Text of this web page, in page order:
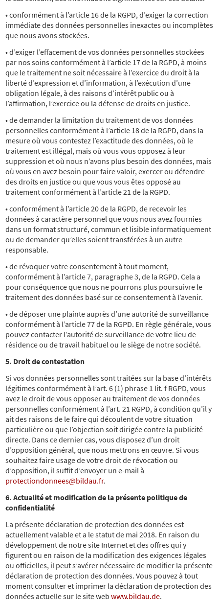
• conformément à l’article 16 de la RGPD, d’exiger la correction
immédiate des données personnelles inexactes ou incomplètes
que nous avons stockées.
• d’exiger l’effacement de vos données personnelles stockées
par nos soins conformément à l’article 17 de la RGPD, à moins
que le traitement ne soit nécessaire à l’exercice du droit à la
liberté d’expression et d’information, à l’exécution d’une
obligation légale, à des raisons d’intérêt public ou à
l’affirmation, l’exercice ou la défense de droits en justice.
• de demander la limitation du traitement de vos données
personnelles conformément à l’article 18 de la RGPD, dans la
mesure où vous contestez l’exactitude des données, où le
traitement est illégal, mais où vous vous opposez à leur
suppression et où nous n’avons plus besoin des données, mais
où vous en avez besoin pour faire valoir, exercer ou défendre
des droits en justice ou que vous vous êtes opposé au
traitement conformément à l’article 21 de la RGPD.
• conformément à l’article 20 de la RGPD, de recevoir les
données à caractère personnel que vous nous avez fournies
dans un format structuré, commun et lisible informatiquement
ou de demander qu’elles soient transférées à un autre
responsable.
• de révoquer votre consentement à tout moment,
conformément à l’article 7, paragraphe 3, de la RGPD. Cela a
pour conséquence que nous ne pourrons plus poursuivre le
traitement des données basé sur ce consentement à l’avenir.
• de déposer une plainte auprès d’une autorité de surveillance
conformément à l’article 77 de la RGPD. En règle générale, vous
pouvez contacter l’autorité de surveillance de votre lieu de
résidence ou de travail habituel ou le siège de notre société.
5. Droit de contestation
Si vos données personnelles sont traitées sur la base d’intérêts
légitimes conformément à l’art. 6 (1) phrase 1 lit. f RGPD, vous
avez le droit de vous opposer au traitement de vos données
personnelles conformément à l’art. 21 RGPD, à condition qu’il y
ait des raisons de le faire qui découlent de votre situation
particulière ou que l’objection soit dirigée contre la publicité
directe. Dans ce dernier cas, vous disposez d’un droit
d’opposition général, que nous mettrons en œuvre. Si vous
souhaitez faire usage de votre droit de révocation ou
d’opposition, il suffit d’envoyer un e-mail à
protectiondonnees@bildau.fr.
6. Actualité et modification de la présente politique de
confidentialité
La présente déclaration de protection des données est
actuellement valable et a le statut de mai 2018. En raison du
développement de notre site Internet et des offres qui y
figurent ou en raison de la modification des exigences légales
ou officielles, il peut s’avérer nécessaire de modifier la présente
déclaration de protection des données. Vous pouvez à tout
moment consulter et imprimer la déclaration de protection des
données actuelle sur le site webwww.bildau.de.